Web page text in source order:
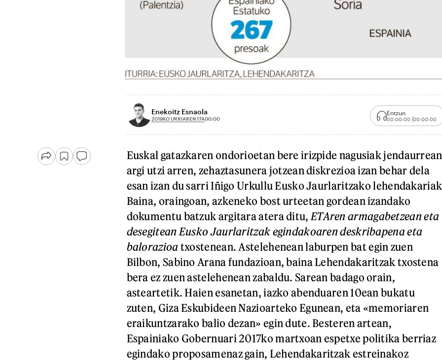
Enekoitz Esnaola
2019KO URRIAREN 17A00:00
Entzun
00:00:00 00:00:00
Euskal gatazkaren ondorioetan bere irizpide nagusiak jendaurrean
argi utzi arren, zehaztasunera jotzean diskrezioa izan behar dela
esan izan du sarri Iñigo Urkullu Eusko Jaurlaritzako
Baina, oraingoan, azkeneko bost urteetan gordean izandako
dokumentu batzuk argitara atera ditu, ETAren armagabetzean eta
desegitean Eusko Jaurlaritzak egindakoaren deskribapena eta
balorazioa txostenean. Astelehenean laburpen bat egin zuen
Bilbon, Sabino Arana fundazioan, baina Lehendakaritzak txostena
bera ez zuen astelehenean zabaldu. Sarean badago orain,
asteartetik. Haien esanetan, iazko abenduaren 10ean bukatu
zuten, Giza Eskubideen Nazioarteko Egunean, eta «memoriaren
eraikuntzarako balio dezan» egin dute. Besteren artean,
Espainiako Gobernuari 2017ko martxoan espetxe politika berriaz
egindako proposamenaz gain, Lehendakaritzak estreinakoz